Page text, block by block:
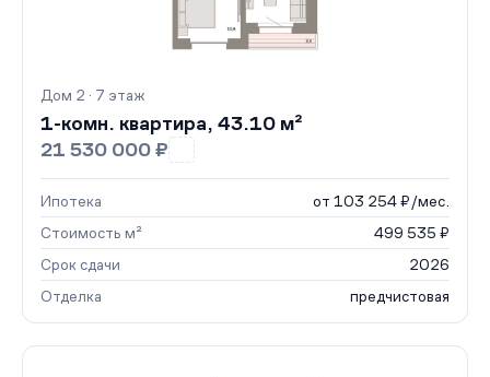
Дом 2 · 7 этаж
1-комн. квартира, 43.10 м²
21 530 000 ₽
Ипотека
от 103 254 ₽/мес.
Стоимость м²
499 535 ₽
Срок сдачи
2026
Отделка
предчистовая